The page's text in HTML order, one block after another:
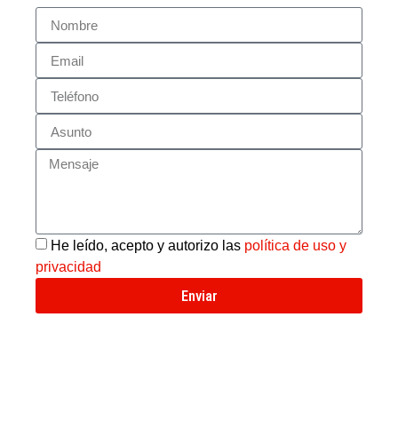
He leído, acepto y autorizo las política de uso y
privacidad
Enviar